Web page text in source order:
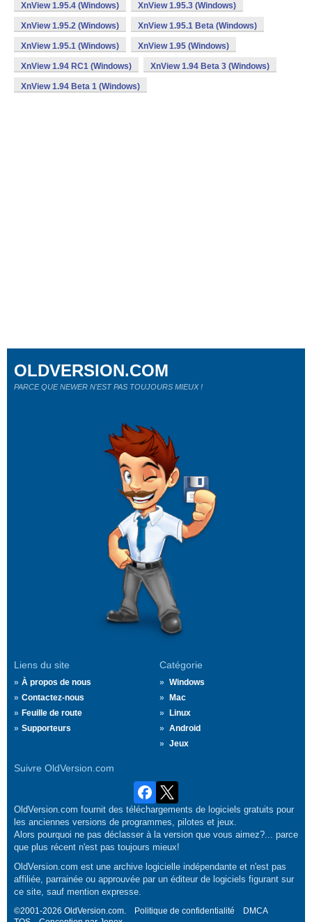
XnView 1.95.4 (Windows) XnView 1.95.3 (Windows)
XnView 1.95.2 (Windows) XnView 1.95.1 Beta (Windows)
XnView 1.95.1 (Windows) XnView 1.95 (Windows)
XnView 1.94 RC1 (Windows) XnView 1.94 Beta 3 (Windows)
XnView 1.94 Beta 1 (Windows)
Liens du site
À propos de nous
Contactez-nous
Feuille de route
Supporteurs
Catégorie
Windows
Mac
Linux
Android
Jeux
Suivre OldVersion.com
OLDVERSION.COM
PARCE QUE NEWER N'EST PAS TOUJOURS MIEUX !
OldVersion.com fournit des téléchargements de logiciels gratuits pour
les anciennes versions de programmes, pilotes et jeux.
Alors pourquoi ne pas déclasser à la version que vous aimez?... parce
que plus récent n'est pas toujours mieux!
OldVersion.com est une archive logicielle indépendante et n'est pas
affiliée, parrainée ou approuvée par un éditeur de logiciels figurant sur
ce site, sauf mention expresse.
©2001-2026 OldVersion.com. Politique de confidentialité
DMCA